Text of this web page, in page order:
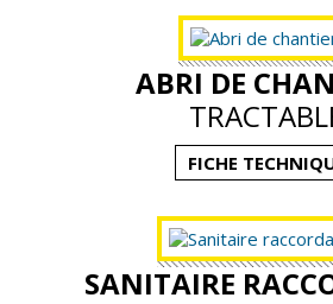
ABRI DE
FICHE
SANITAIRE